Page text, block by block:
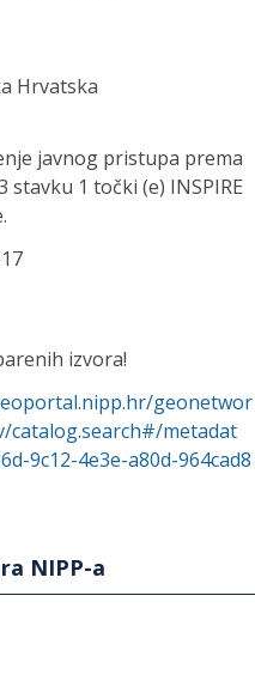
Hrvatska
javnog pristupa prema
stavku 1 točki (e) INSPIRE
izvora!
geonetwor
catalog.search#/metadat
9c12-4e3e-a80d-964cad8
NIPP-a